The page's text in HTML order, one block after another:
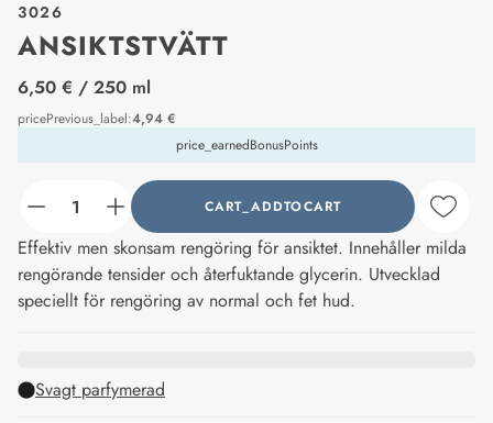
3026
ANSIKTSTVÄTT
price_label
6,50 € / 250 ml
pricePrevious_label:4,94 €
price_earnedBonusPoints
counter_current CART_ADDTOCART
Effektiv men skonsam rengöring för ansiktet. Innehåller milda
rengörande tensider och återfuktande glycerin. Utvecklad
speciellt för rengöring av normal och fet hud.
Svagt parfymerad